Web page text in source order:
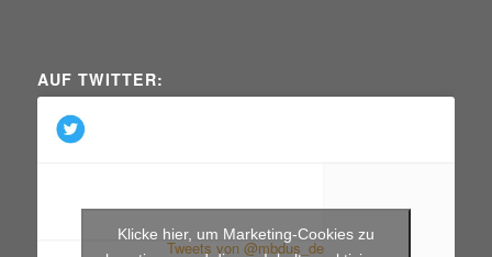
AUF TWITTER:
Tweets von @mbdus_de
Klicke hier, um Marketing-Cookies zu